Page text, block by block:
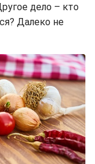
дело – кто
Далеко не